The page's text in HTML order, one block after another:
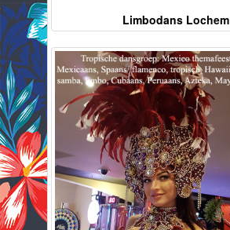
Limbodans Lochem